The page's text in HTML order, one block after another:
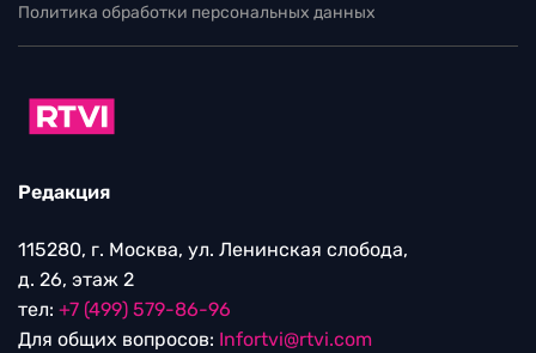
Политика обработки персональных данных
Редакция
115280, г. Москва, ул. Ленинская слобода,
д. 26, этаж 2
тел: +7 (499) 579-86-96
Для общих вопросов: Infortvi@rtvi.com